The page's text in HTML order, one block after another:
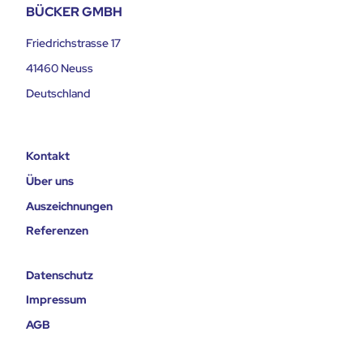
BÜCKER GMBH
Friedrichstrasse 17
41460 Neuss
Deutschland
Kontakt
Über uns
Auszeichnungen
Referenzen
Datenschutz
Impressum
AGB